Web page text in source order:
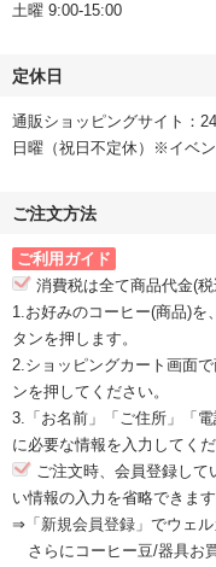
土曜 9:00-15:00
定休日
通販ショッピングサイト：
日曜（祝日不定休）※イベ
ご注文方法
ご利用ガイド
消費税は全て商品代金(
1.お好みのコーヒー(商品)を
タンを押します。
2.ショッピングカート画面
ンを押してください。
3.「お名前」「ご住所」「
に必要な情報を入力してくだ
ご注文時、会員登録し
い情報の入力を省略できます
⇒「新規会員登録」 でウェル
さらにコーヒー豆/器具お